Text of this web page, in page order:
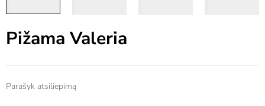
Pižama Valeria
Parašyk atsiliepimą